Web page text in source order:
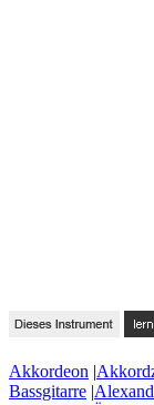
Akkordeon |
Bassgitarre |